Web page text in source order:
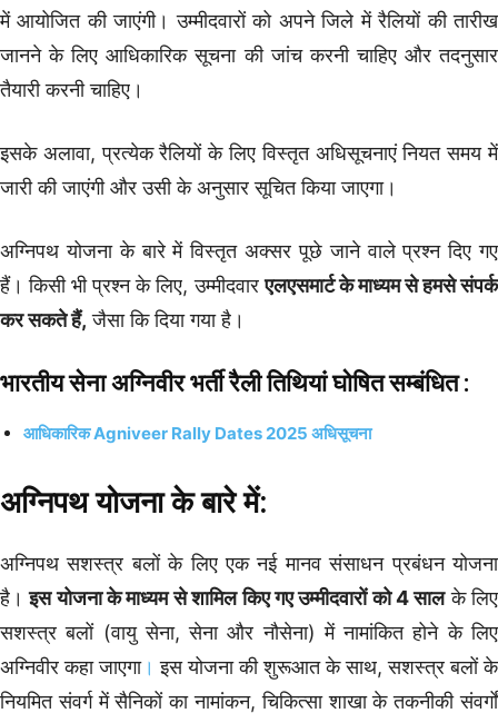
में आयोजित की जाएंगी। उम्मीदवारों को अपने जिले में रैलियों की तारीख
जानने के लिए आधिकारिक सूचना की जांच करनी चाहिए और तदनुसार
तैयारी करनी चाहिए।
इसके अलावा, प्रत्येक रैलियों के लिए विस्तृत अधिसूचनाएं नियत समय में
जारी की जाएंगी और उसी के अनुसार सूचित किया जाएगा।
अग्निपथ योजना के बारे में विस्तृत अक्सर पूछे जाने वाले प्रश्न दिए गए
हैं। किसी भी प्रश्न के लिए, उम्मीदवारएलएसमार्ट के माध्यम से हमसे संपर्क
कर सकते हैं, जैसा कि दिया गया है।
भारतीय सेना अग्निवीर भर्ती रैली तिथियां घोषित सम्बंधित :
आधिकारिक Agniveer Rally Dates 2025 अधिसूचना
अग्निपथ योजना के बारे में:
अग्निपथ सशस्त्र बलों के लिए एक नई मानव संसाधन प्रबंधन योजना
है।इस योजना के माध्यम से शामिल किए गए उम्मीदवारों को 4 सालके लिए
सशस्त्र बलों (वायु सेना, सेना और नौसेना) में नामांकित होने के लिए
अग्निवीर कहा जाएगा। इस योजना की शुरूआत के साथ, सशस्त्र बलों के
नियमित संवर्ग में सैनिकों का नामांकन, चिकित्सा शाखा के तकनीकी संवर्गों